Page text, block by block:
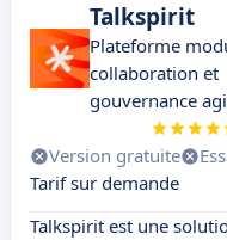
Talkspirit
Plateforme
collaboration et
gouvernance
Version gratuite
Tarif sur demande
Talkspirit est une